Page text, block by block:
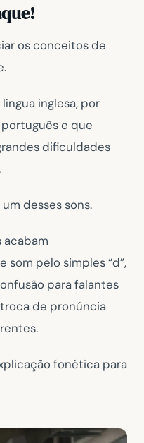
os conceitos de
inglesa, por
e que
dificuldades
desses sons.
acabam
pelo simples “d”,
para falantes
de pronúncia
fonética para